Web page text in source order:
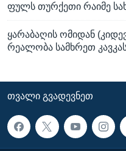
ფულს თურქეთი რაიმე
ყარაბაღის ომიდან
რეალობა სამხრეთ
ᲗᲕᲐᲚᲘ ᲒᲕᲐᲓᲔᲕᲜᲔᲗ